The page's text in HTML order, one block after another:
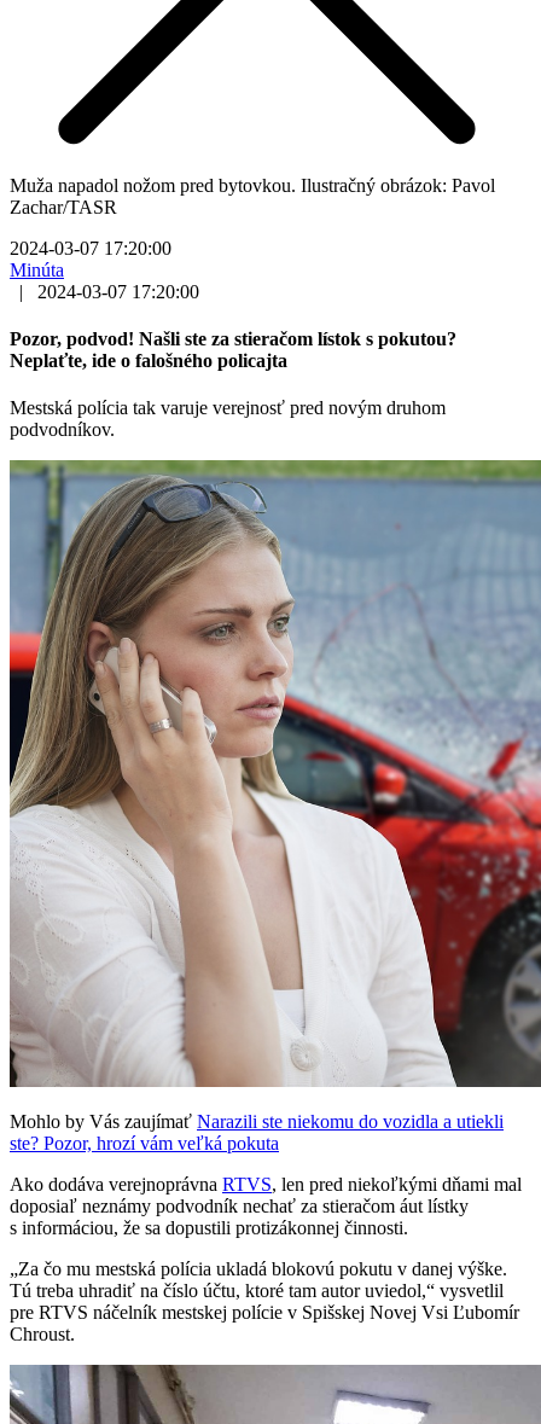
Muža napadol nožom pred bytovkou. Ilustračný obrázok: Pavol
Zachar/TASR
2024-03-07 17:20:00
Minúta
|
2024-03-07 17:20:00
Pozor, podvod! Našli ste za stieračom lístok s pokutou?
Neplaťte, ide o falošného policajta
Mestská polícia tak varuje verejnosť pred novým druhom
podvodníkov.
Mohlo by Vás zaujímať Narazili ste niekomu do vozidla a utiekli
ste? Pozor, hrozí vám veľká pokuta
Ako dodáva verejnoprávna RTVS, len pred niekoľkými dňami mal
doposiaľ neznámy podvodník nechať za stieračom áut lístky
s informáciou, že sa dopustili protizákonnej činnosti.
„Za čo mu mestská polícia ukladá blokovú pokutu v danej výške.
Tú treba uhradiť na číslo účtu, ktoré tam autor uviedol,“ vysvetlil
pre RTVS náčelník mestskej polície v Spišskej Novej Vsi Ľubomír
Chroust.